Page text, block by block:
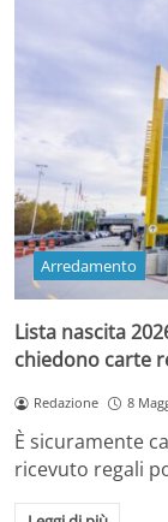
Arredamento
Lista nascita
chiedono carte
Redazione 8
È sicuramente
ricevuto regali